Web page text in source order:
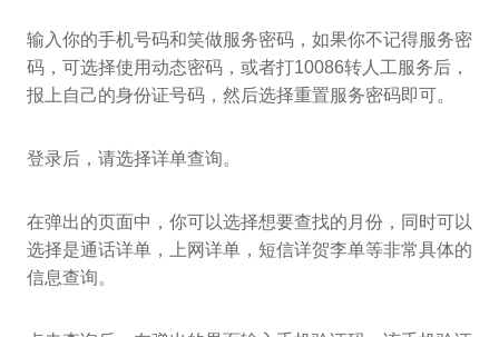
输入你的手机号码和笑做服务密码，如果你不记得服务密
码，可选择使用动态密码，或者打10086转人工服务后，
报上自己的身份证号码，然后选择重置服务密码即可。
登录后，请选择详单查询。
在弹出的页面中，你可以选择想要查找的月份，同时可以
选择是通话详单，上网详单，短信详贺李单等非常具体的
信息查询。